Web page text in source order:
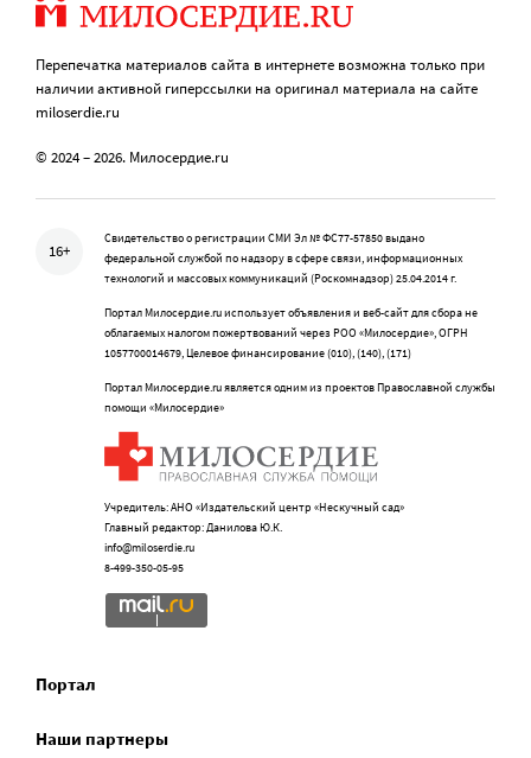
Перепечатка материалов сайта в интернете возможна только при
наличии активной гиперссылки на оригинал материала на сайте
miloserdie.ru
© 2024 – 2026. Милосердие.ru
16+
Свидетельство о регистрации СМИ Эл № ФС77-57850 выдано
федеральной службой по надзору в сфере связи, информационных
технологий и массовых коммуникаций (Роскомнадзор) 25.04.2014 г.
Портал Милосердие.ru использует объявления и веб-сайт для сбора не
облагаемых налогом пожертвований через РОО «Милосердие», ОГРН
1057700014679, Целевое финансирование (010), (140), (171)
Портал Милосердие.ru является одним из проектов Православной службы
помощи «Милосердие»
Учредитель: АНО «Издательский центр «Нескучный сад»
Главный редактор: Данилова Ю.К.
info@miloserdie.ru
8-499-350-05-95
Портал
Наши партнеры